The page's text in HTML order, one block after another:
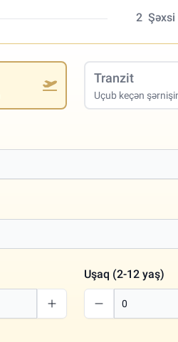
2
Tranzit
Uçub keçən
Uşaq (2-12 yaş)